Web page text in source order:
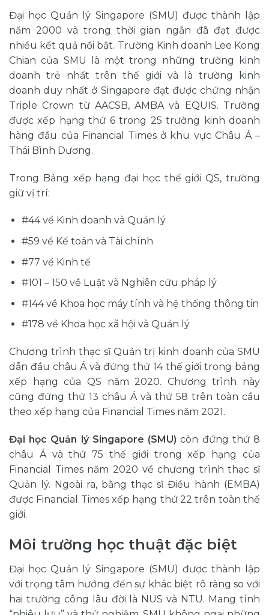
Đại học Quản lý Singapore (SMU) được thành lập
năm 2000 và trong thời gian ngắn đã đạt được
nhiều kết quả nổi bật. Trường Kinh doanh Lee Kong
Chian của SMU là một trong những trường kinh
doanh trẻ nhất trên thế giới và là trường kinh
doanh duy nhất ở Singapore đạt được chứng nhận
Triple Crown từ AACSB, AMBA và EQUIS. Trường
được xếp hạng thứ 6 trong 25 trường kinh doanh
hàng đầu của Financial Times ở khu vực Châu Á –
Thái Bình Dương.
Trong Bảng xếp hạng đại học thế giới QS, trường
giữ vị trí:
#44 về Kinh doanh và Quản lý
#59 về Kế toán và Tài chính
#77 về Kinh tế
#101 – 150 về Luật và Nghiên cứu pháp lý
#144 về Khoa học máy tính và hệ thống thông tin
#178 về Khoa học xã hội và Quản lý
Chương trình thạc sĩ Quản trị kinh doanh của SMU
dẫn đầu châu Á và đứng thứ 14 thế giới trong bảng
xếp hạng của QS năm 2020. Chương trình này
cũng đứng thứ 13 châu Á và thứ 58 trên toàn cầu
theo xếp hạng của Financial Times năm 2021.
Đại học Quản lý Singapore (SMU) còn đứng thứ 8
châu Á và thứ 75 thế giới trong xếp hạng của
Financial Times năm 2020 về chương trình thạc sĩ
Quản lý. Ngoài ra, bằng thạc sĩ Điều hành (EMBA)
được Financial Times xếp hạng thứ 22 trên toàn thế
giới.
Môi trường học thuật đặc biệt
Đại học Quản lý Singapore (SMU) được thành lập
với trọng tâm hướng đến sự khác biệt rõ ràng so với
hai trường công lâu đời là NUS và NTU. Mang tính